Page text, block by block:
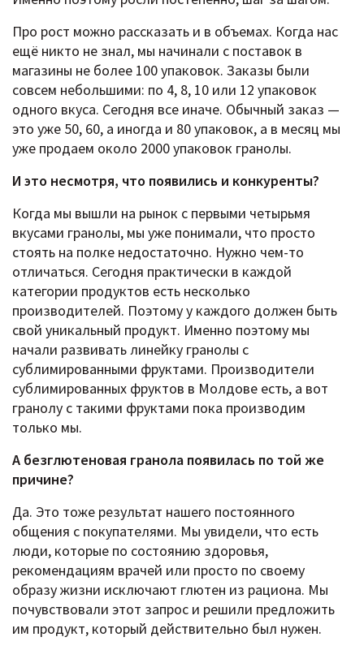
Про рост можно рассказать и в объемах. Когда нас
ещё никто не знал, мы начинали с поставок в
магазины не более 100 упаковок. Заказы были
совсем небольшими: по 4, 8, 10 или 12 упаковок
одного вкуса. Сегодня все иначе. Обычный заказ —
это уже 50, 60, а иногда и 80 упаковок, а в месяц мы
уже продаем около 2000 упаковок гранолы.
И это несмотря, что появились и конкуренты?
Когда мы вышли на рынок с первыми четырьмя
вкусами гранолы, мы уже понимали, что просто
стоять на полке недостаточно. Нужно чем-то
отличаться. Сегодня практически в каждой
категории продуктов есть несколько
производителей. Поэтому у каждого должен быть
свой уникальный продукт. Именно поэтому мы
начали развивать линейку гранолы с
сублимированными фруктами. Производители
сублимированных фруктов в Молдове есть, а вот
гранолу с такими фруктами пока производим
только мы.
А безглютеновая гранола появилась по той же
причине?
Да. Это тоже результат нашего постоянного
общения с покупателями. Мы увидели, что есть
люди, которые по состоянию здоровья,
рекомендациям врачей или просто по своему
образу жизни исключают глютен из рациона. Мы
почувствовали этот запрос и решили предложить
им продукт, который действительно был нужен.